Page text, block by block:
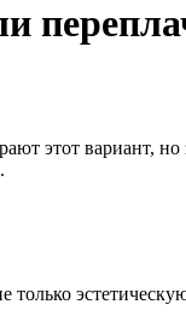
этот вариант,
только